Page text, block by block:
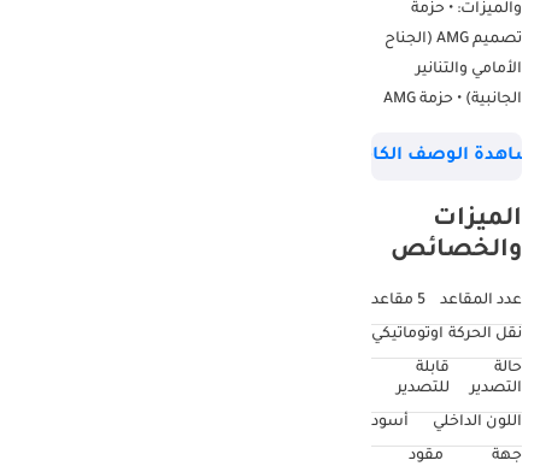
والميزات: • حزمة
تصميم AMG (الجناح
الأمامي والتنانير
الجانبية) • حزمة AMG
جلدية حصرية • جلد
أزرق • حزمة حصرية
(تشطيبات
بلس (Distronic Plus،
ونظام الحفاظ على
ومساعدة النقطة
الوصف الكامل
الميزات
والخصائص
عدد المقاعد
5 مقاعد
نقل الحركة اوتوماتيكي
حالة
التصدير
قابلة
للتصدير
اللون الداخلي
أسود
جهة
مقود